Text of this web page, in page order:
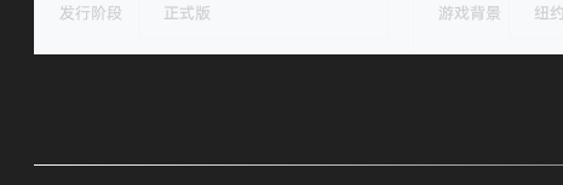
发行阶段 正式版 游戏背景 纽约